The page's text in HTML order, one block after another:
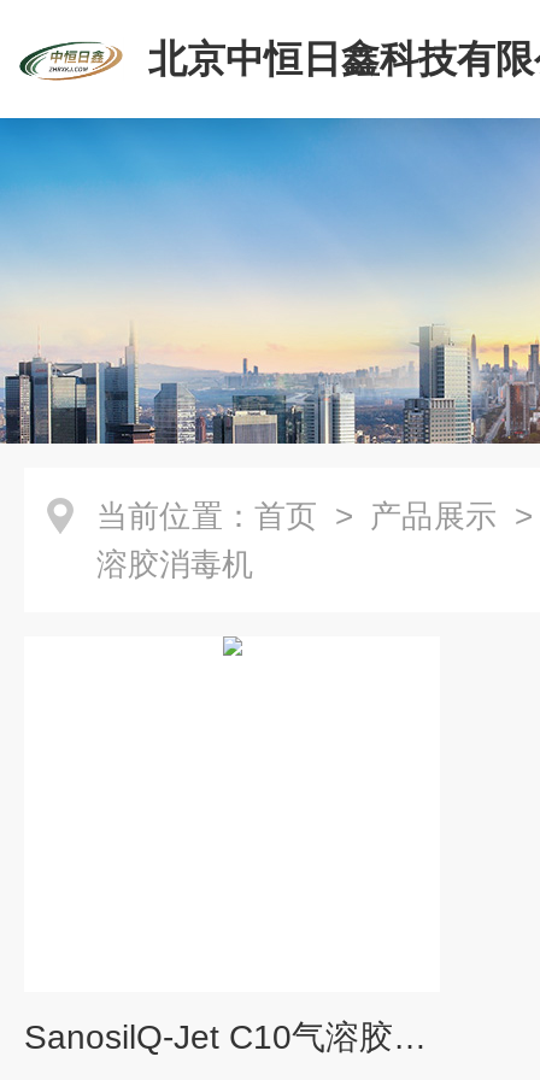
北京中恒日鑫科技有
当前位置： 首页 > 产品展示
溶胶消毒机
SanosilQ-Jet C10气溶胶消毒机（顺丰包邮）